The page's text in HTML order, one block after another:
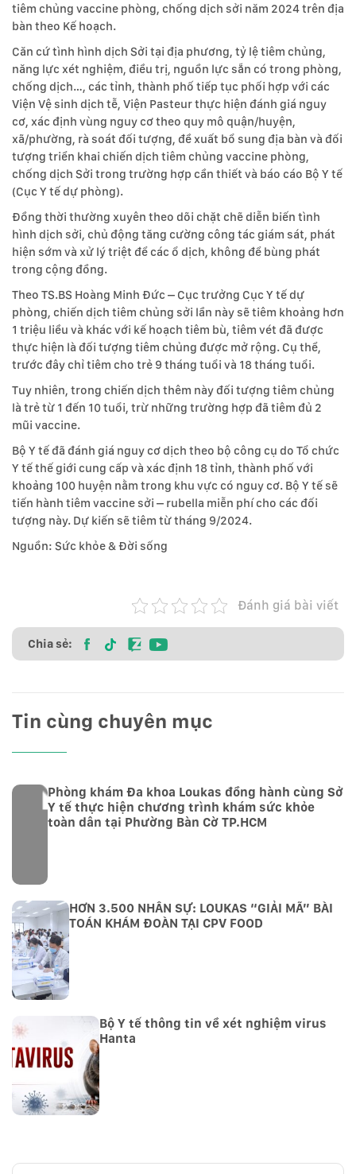
tiêm chủng vaccine phòng, chống dịch sởi năm 2024 trên địa
bàn theo Kế hoạch.
Căn cứ tình hình dịch Sởi tại địa phương, tỷ lệ tiêm chủng,
năng lực xét nghiệm, điều trị, nguồn lực sẵn có trong phòng,
chống dịch…, các tỉnh, thành phố tiếp tục phối hợp với các
Viện Vệ sinh dịch tễ, Viện Pasteur thực hiện đánh giá nguy
cơ, xác định vùng nguy cơ theo quy mô quận/huyện,
xã/phường, rà soát đối tượng, đề xuất bổ sung địa bàn và đối
tượng triển khai chiến dịch tiêm chủng vaccine phòng,
chống dịch Sởi trong trường hợp cần thiết và báo cáo Bộ Y tế
(Cục Y tế dự phòng).
Đồng thời thường xuyên theo dõi chặt chẽ diễn biến tình
hình dịch sởi, chủ động tăng cường công tác giám sát, phát
hiện sớm và xử lý triệt để các ổ dịch, không để bùng phát
trong cộng đồng.
Theo TS.BS Hoàng Minh Đức – Cục trưởng Cục Y tế dự
phòng, chiến dịch tiêm chủng sởi lần này sẽ tiêm khoảng hơn
1 triệu liều và khác với kế hoạch tiêm bù, tiêm vét đã được
thực hiện là đối tượng tiêm chủng được mở rộng. Cụ thể,
trước đây chỉ tiêm cho trẻ 9 tháng tuổi và 18 tháng tuổi.
Tuy nhiên, trong chiến dịch thêm này đối tượng tiêm chủng
là trẻ từ 1 đến 10 tuổi, trừ những trường hợp đã tiêm đủ 2
mũi vaccine.
Bộ Y tế đã đánh giá nguy cơ dịch theo bộ công cụ do Tổ chức
Y tế thế giới cung cấp và xác định 18 tỉnh, thành phố với
khoảng 100 huyện nằm trong khu vực có nguy cơ. Bộ Y tế sẽ
tiến hành tiêm vaccine sởi – rubella miễn phí cho các đối
tượng này. Dự kiến sẽ tiêm từ tháng 9/2024.
Nguồn: Sức khỏe & Đời sống
Đánh giá bài viết
Chia sẻ:
Tin cùng chuyên mục
Phòng khám Đa khoa Loukas đồng hành cùng Sở
Y tế thực hiện chương trình khám sức khỏe
toàn dân tại Phường Bàn Cờ TP.HCM
HƠN 3.500 NHÂN SỰ: LOUKAS “GIẢI MÃ” BÀI
TOÁN KHÁM ĐOÀN TẠI CPV FOOD
Bộ Y tế thông tin về xét nghiệm virus
Hanta